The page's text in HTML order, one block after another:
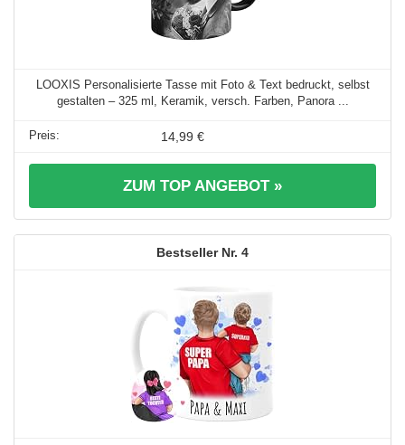
LOOXIS Personalisierte Tasse mit Foto & Text bedruckt, selbst
gestalten – 325 ml, Keramik, versch. Farben, Panora ...
14,99 €
ZUM TOP ANGEBOT »
4